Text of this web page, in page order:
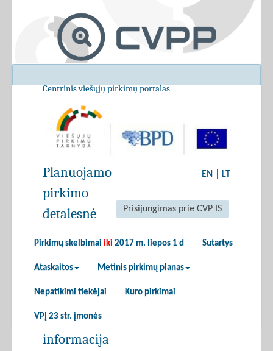
Centrinis viešųjų pirkimų portalas
EN LT
Prisijungimas prie CVP IS
Pirkimų skelbimai iki 2017 m. liepos 1 d Sutartys
Ataskaitos Metinis pirkimų planas
Nepatikimi tiekėjai Kuro pirkimai
VPĮ 23 str. įmonės
Planuojamo
pirkimo
detalesnė
informacija